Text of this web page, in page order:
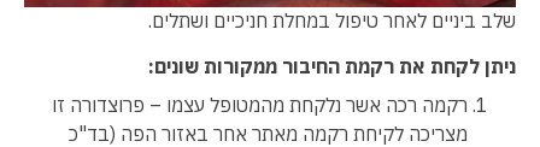
שלב ביניים לאחר טיפול במחלת חניכיים ושתלים.
ניתן לקחת את רקמת החיבור ממקורות שונים:
רקמה רכה אשר נלקחת מהמטופל עצמו – פרוצדורה זו
מצריכה לקיחת רקמה מאתר אחר באזור הפה (בד"כ